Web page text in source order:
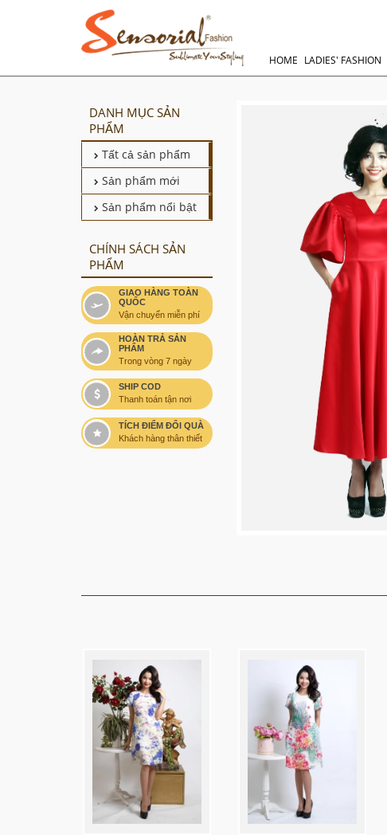
HOME LADIES' FASHION
DANH MỤC SẢN
PHẨM
Tất cả sản phẩm
Sản phẩm mới
Sản phẩm nổi bật
CHÍNH SÁCH SẢN
PHẨM
GIAO HÀNG TOÀN
QUỐC
Vận chuyển miễn phí
HOÀN TRẢ SẢN
PHẨM
Trong vòng 7 ngày
SHIP COD
Thanh toán tận nơi
TÍCH ĐIỂM ĐỔI QUÀ
Khách hàng thân thiết